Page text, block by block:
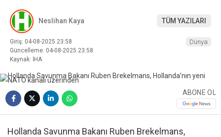
Neslihan Kaya TÜM YAZILARI
Giriş: 04-08-2025 23:58
Güncelleme: 04-08-2025 23:58
Kaynak: İHA
Dünya
ABONE OL
Hollanda Savunma Bakanı Ruben Brekelmans,